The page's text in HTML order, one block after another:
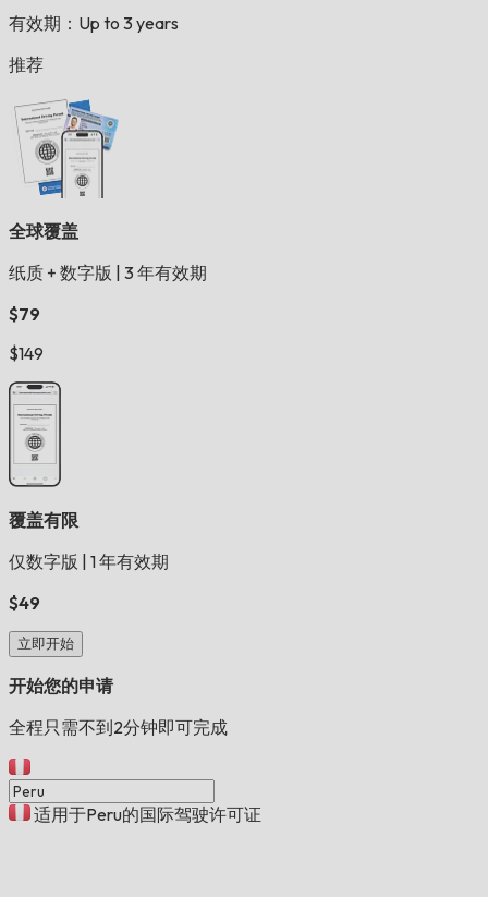
有效期：Up to 3 years
推荐
全球覆盖
纸质 + 数字版
3 年有效期
$79
$149
覆盖有限
仅数字版
1 年有效期
$49
立即开始
开始您的申请
全程只需不到2分钟即可完成
适用于Peru的国际驾驶许可证